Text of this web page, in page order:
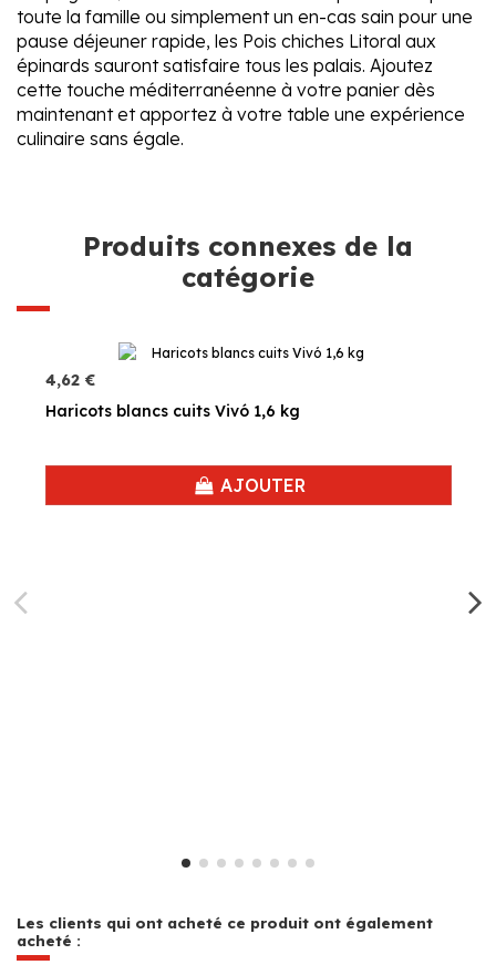
toute la famille ou simplement un en-cas sain pour une
pause déjeuner rapide, les Pois chiches Litoral aux
épinards sauront satisfaire tous les palais. Ajoutez
cette touche méditerranéenne à votre panier dès
maintenant et apportez à votre table une expérience
culinaire sans égale.
Produits connexes de la
catégorie
4,62 €
Haricots blancs cuits Vivó 1,6 kg
AJOUTER
Les clients qui ont acheté ce produit ont également
acheté :